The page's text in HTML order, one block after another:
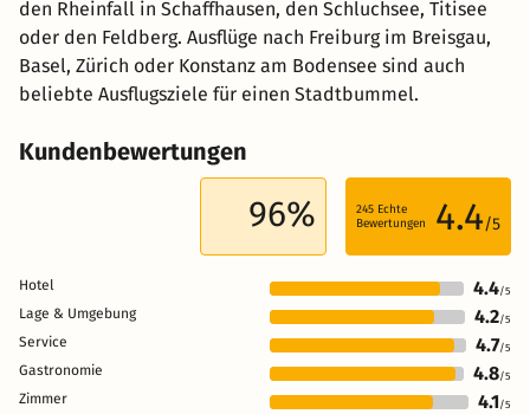
den Rheinfall in Schaffhausen, den Schluchsee, Titisee
oder den Feldberg. Ausflüge nach Freiburg im Breisgau,
Basel, Zürich oder Konstanz am Bodensee sind auch
beliebte Ausflugsziele für einen Stadtbummel.
Kundenbewertungen
96% 245 Echte
Bewertungen
4.4/5
Hotel 4.4/5
Lage & Umgebung 4.2/5
Service 4.7/5
Gastronomie 4.8/5
Zimmer 4.1/5